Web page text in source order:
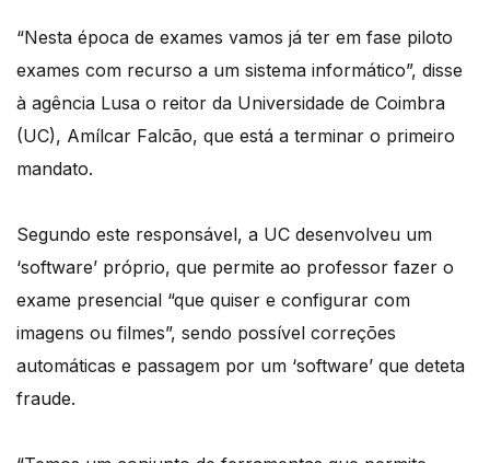
“Nesta época de exames vamos já ter em fase piloto
exames com recurso a um sistema informático”, disse
à agência Lusa o reitor da Universidade de Coimbra
(UC), Amílcar Falcão, que está a terminar o primeiro
mandato.
Segundo este responsável, a UC desenvolveu um
‘software’ próprio, que permite ao professor fazer o
exame presencial “que quiser e configurar com
imagens ou filmes”, sendo possível correções
automáticas e passagem por um ‘software’ que deteta
fraude.